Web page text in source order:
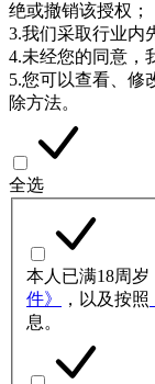
绝或撤销该授权；
3.我们采取行业内
4.未经您的同意，
5.您可以查看、修
除方法。
全选
本人已满18周
件》
，以及按照
息。